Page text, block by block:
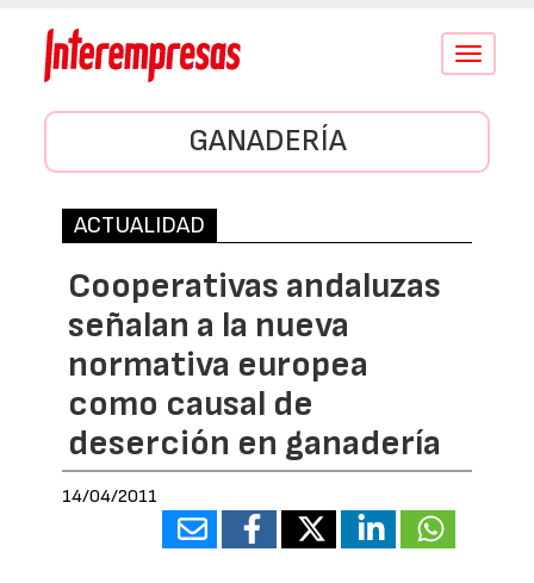
Conmutar
GANADERÍA
ACTUALIDAD
Cooperativas andaluzas
señalan a la nueva
normativa europea
como causal de
deserción en ganadería
14/04/2011